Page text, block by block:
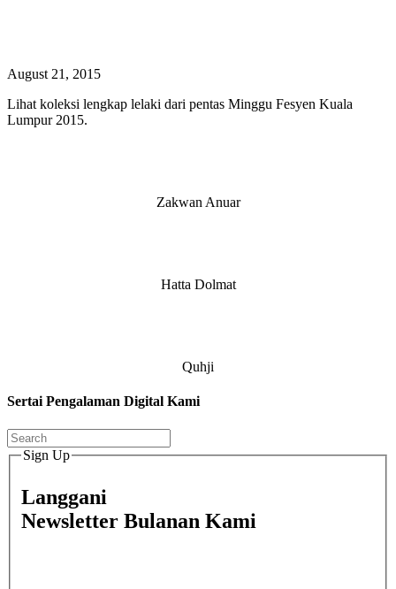
August 21, 2015
Lihat koleksi lengkap lelaki dari pentas Minggu Fesyen Kuala
Lumpur 2015.
Zakwan Anuar
Hatta Dolmat
Quhji
Sertai Pengalaman Digital Kami
Sign Up
Langgani
Newsletter Bulanan Kami